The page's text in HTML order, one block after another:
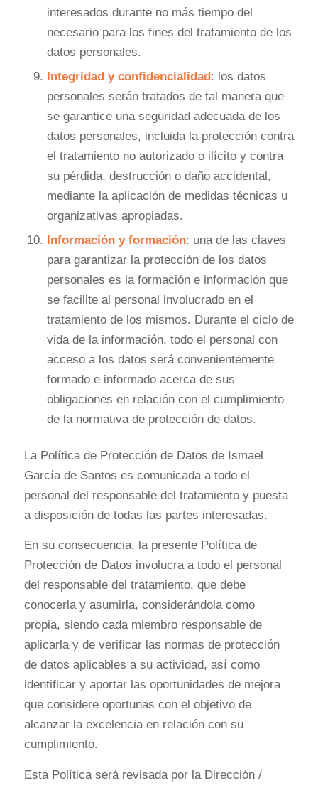
interesados durante no más tiempo del
necesario para los fines del tratamiento de los
datos personales.
Integridad y confidencialidad: los datos
personales serán tratados de tal manera que
se garantice una seguridad adecuada de los
datos personales, incluida la protección contra
el tratamiento no autorizado o ilícito y contra
su pérdida, destrucción o daño accidental,
mediante la aplicación de medidas técnicas u
organizativas apropiadas.
Información y formación: una de las claves
para garantizar la protección de los datos
personales es la formación e información que
se facilite al personal involucrado en el
tratamiento de los mismos. Durante el ciclo de
vida de la información, todo el personal con
acceso a los datos será convenientemente
formado e informado acerca de sus
obligaciones en relación con el cumplimiento
de la normativa de protección de datos.
La Política de Protección de Datos de Ismael
García de Santos es comunicada a todo el
personal del responsable del tratamiento y puesta
a disposición de todas las partes interesadas.
En su consecuencia, la presente Política de
Protección de Datos involucra a todo el personal
del responsable del tratamiento, que debe
conocerla y asumirla, considerándola como
propia, siendo cada miembro responsable de
aplicarla y de verificar las normas de protección
de datos aplicables a su actividad, así como
identificar y aportar las oportunidades de mejora
que considere oportunas con el objetivo de
alcanzar la excelencia en relación con su
cumplimiento.
Esta Política será revisada por la Dirección /